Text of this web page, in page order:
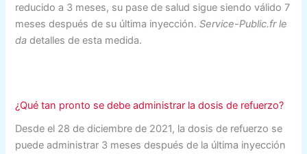
reducido a 3 meses, su pase de salud sigue siendo válido 7
meses después de su última inyección.Service-Public.fr le
da detalles de esta medida.
¿Qué tan pronto se debe administrar la dosis de refuerzo?
Desde el 28 de diciembre de 2021, la dosis de refuerzo se
puede administrar 3 meses después de la última inyección